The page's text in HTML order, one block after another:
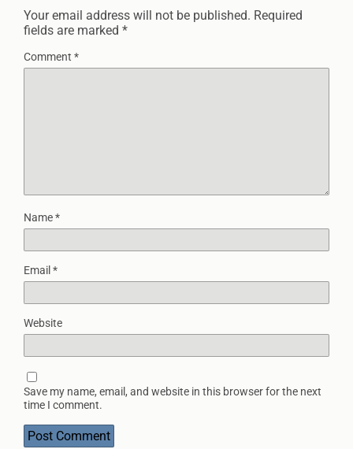
Your email address will not be published. Required
fields are marked *
Comment *
Name*
Email *
Website
Save my name, email, and website in this browser for the next
time I comment.